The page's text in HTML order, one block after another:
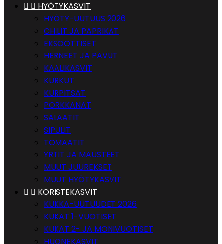
  HYÖTYKASVIT
HYÖTY-UUTUUS 2026
CHILIT JA PAPRIKAT
EKSOOTTISET
HERNEET JA PAVUT
KAALIKASVIT
KURKUT
KURPITSAT
PORKKANAT
SALAATIT
SIPULIT
TOMAATIT
YRTIT JA MAUSTEET
MUUT JUUREKSET
MUUT HYÖTYKASVIT
  KORISTEKASVIT
KUKKA-UUTUUDET 2026
KUKAT 1-VUOTISET
KUKAT 2- JA MONIVUOTISET
HUONEKASVIT